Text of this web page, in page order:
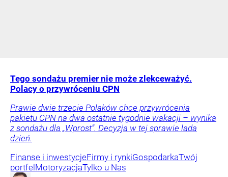
Tego sondażu premier nie może zlekceważyć.
Polacy o przywróceniu CPN
Prawie dwie trzecie Polaków chce przywrócenia
pakietu CPN na dwa ostatnie tygodnie wakacji – wynika
z sondażu dla „Wprost”. Decyzja w tej sprawie lada
dzień.
Finanse i inwestycjeFirmy i rynkiGospodarkaTwój
portfelMotoryzacjaTylko u Nas